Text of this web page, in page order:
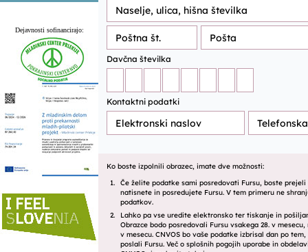
Dejavnosti sofinancirajo: